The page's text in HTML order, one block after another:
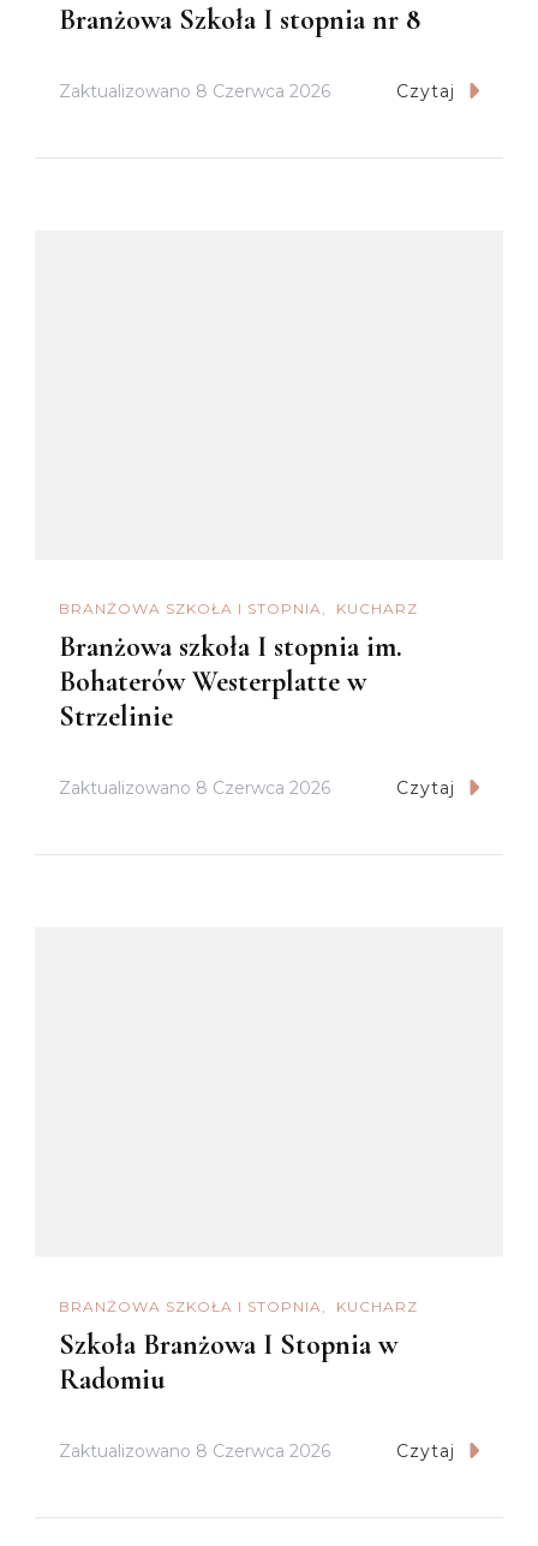
Branżowa Szkoła I stopnia nr 8
Zaktualizowano 8 Czerwca 2026 Czytaj
BRANŻOWA SZKOŁA I STOPNIA KUCHARZ
Branżowa szkoła I stopnia im.
Bohaterów Westerplatte w
Strzelinie
Zaktualizowano 8 Czerwca 2026 Czytaj
BRANŻOWA SZKOŁA I STOPNIA KUCHARZ
Szkoła Branżowa I Stopnia w
Radomiu
Zaktualizowano 8 Czerwca 2026 Czytaj